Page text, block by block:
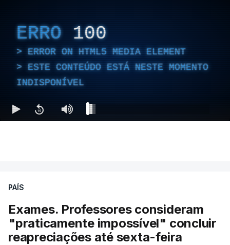
ERRO 100
ERROR ON HTML5 MEDIA ELEMENT
ESTE CONTEÚDO ESTÁ NESTE MOMENTO
INDISPONÍVEL
PAÍS
Exames. Professores consideram
"praticamente impossível" concluir
reapreciações até sexta-feira